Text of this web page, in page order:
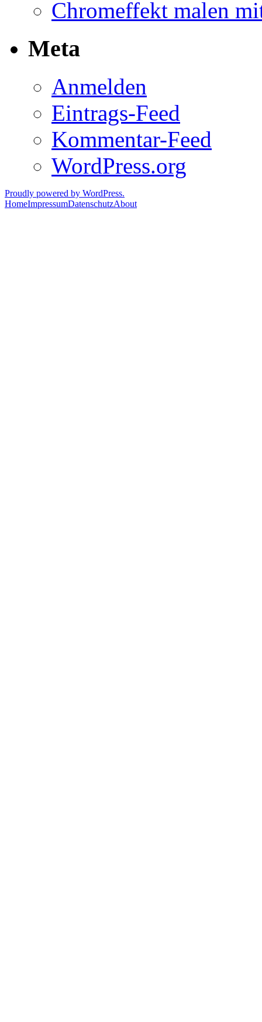
Chromeffekt malen
Meta
Anmelden
Eintrags-Feed
Kommentar-Feed
WordPress.org
Proudly powered by WordPress.
HomeImpressumDatenschutzAbout